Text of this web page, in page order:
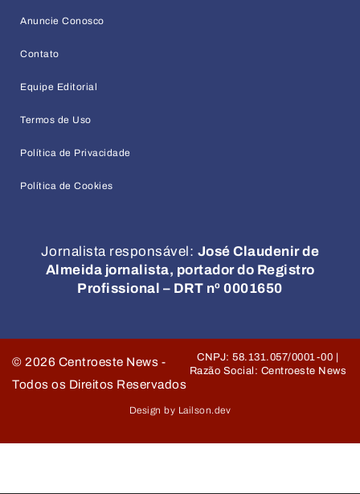
Anuncie Conosco
Contato
Equipe Editorial
Termos de Uso
Política de Privacidade
Política de Cookies
Jornalista responsável: José Claudenir de
Almeida jornalista, portador do Registro
Profissional – DRT nº 0001650
© 2026 Centroeste News -
Todos os Direitos Reservados
CNPJ: 58.131.057/0001-00 |
Razão Social: Centroeste News
Design by Lailson.dev